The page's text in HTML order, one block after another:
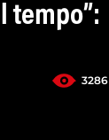
tempo”:
3286